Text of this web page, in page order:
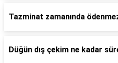
Tazminat zamanında
Düğün dış çekim ne kadar